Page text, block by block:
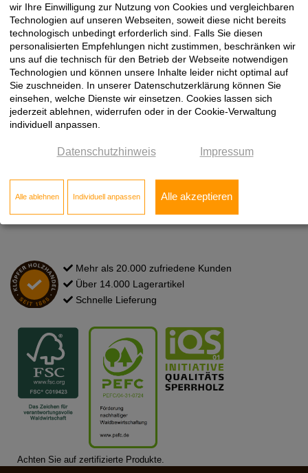
Impressum
AGB
Datenschutz
Cookie Einstellungen
Hilfe
Registrierung / Anmeldung
Kontakt zum Standort
FAQ
Mehr als 20.000 zufriedene Kunden
Über 14.000 Lagerartikel
Schnelle Lieferung
Achten Sie auf zertifizierte Produkte.
wir Ihre Einwilligung zur Nutzung von Cookies und vergleichbaren
Technologien auf unseren Webseiten, soweit diese nicht bereits
technologisch unbedingt erforderlich sind. Falls Sie diesen
personalisierten Empfehlungen nicht zustimmen, beschränken wir
uns auf die technisch für den Betrieb der Webseite notwendigen
Technologien und können unsere Inhalte leider nicht optimal auf
Sie zuschneiden. In unserer Datenschutzerklärung können Sie
einsehen, welche Dienste wir einsetzen. Cookies lassen sich
jederzeit ablehnen, widerrufen oder in der Cookie-Verwaltung
individuell anpassen.
Datenschutzhinweis Impressum
Alle ablehnen Individuell anpassen Alle akzeptieren